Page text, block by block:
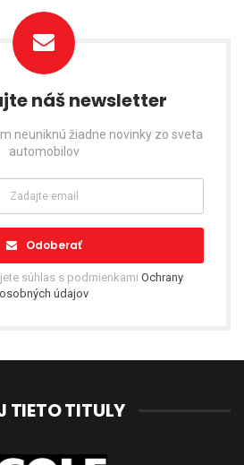
náš newsletter
neuniknú žiadne novinky zo sveta
automobilov
Odoberať
súhlas s podmienkami Ochrany
osobných údajov
TIETO TITULY